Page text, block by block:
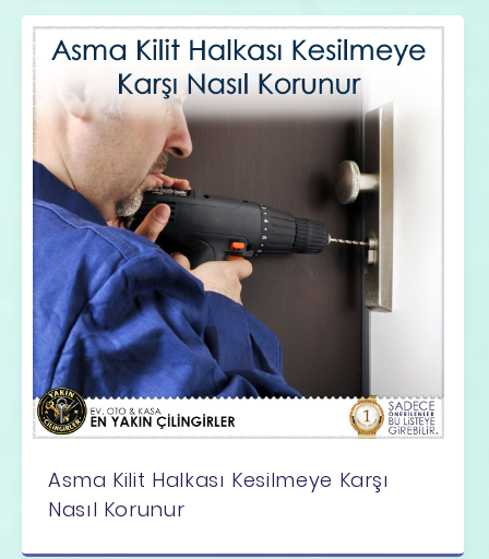
Asma Kilit Halkası Kesilmeye Karşı
Nasıl Korunur